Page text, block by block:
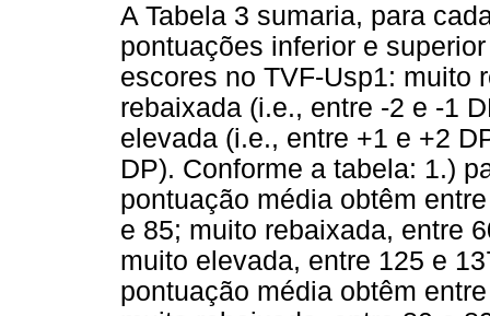
A Tabela 3 sumaria, para
pontuações inferior e
escores no TVF-Usp1: muito
rebaixada (i.e., entre -2 e -1
elevada (i.e., entre +1 e +2
DP). Conforme a tabela: 1.)
pontuação média obtêm
e 85; muito rebaixada, entre
muito elevada, entre 125 e
pontuação média obtêm